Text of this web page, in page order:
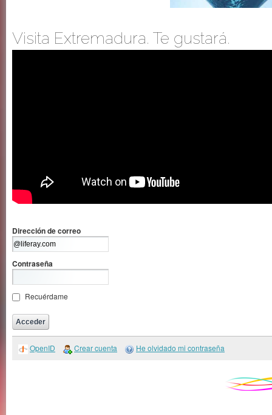
Visita Extremadura. Te gustará.
Dirección de correo
Contraseña
Recuérdame
OpenID Crear cuenta He olvidado mi contraseña